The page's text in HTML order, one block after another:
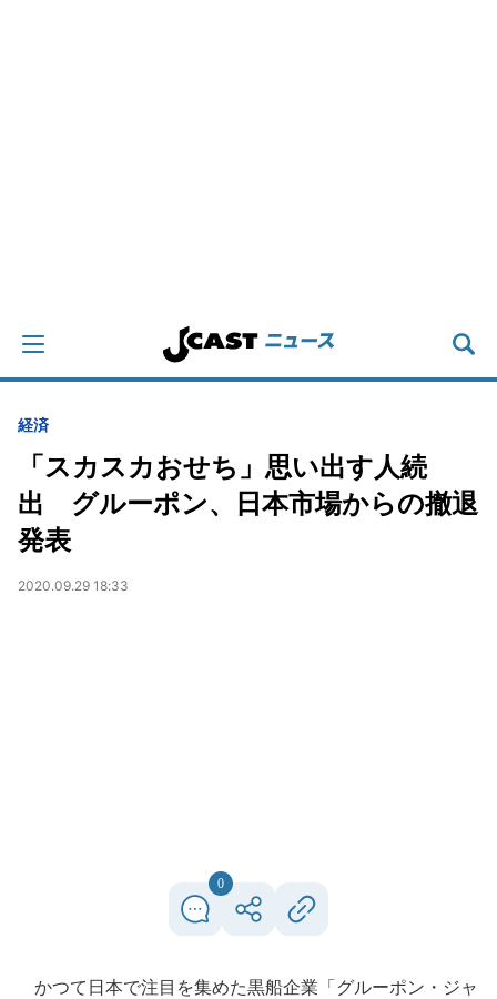
経済
「スカスカおせち」思い出す人続
出 グルーポン、日本市場からの撤退
発表
2020.09.29 18:33
0
かつて日本で注目を集めた黒船企業「グルーポン・ジャ